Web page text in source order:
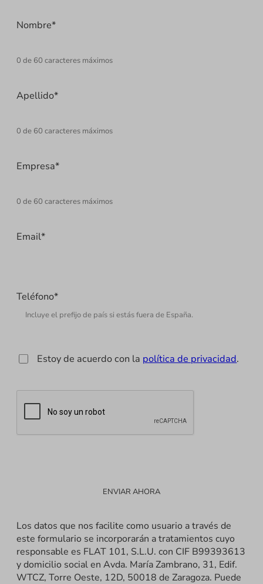
Nombre*
0 de 60 caracteres máximos
Apellido*
0 de 60 caracteres máximos
Empresa*
0 de 60 caracteres máximos
Email*
Teléfono*
* Estoy de acuerdo con la política de privacidad.
Los datos que nos facilite como usuario a través de
este formulario se incorporarán a tratamientos cuyo
responsable es FLAT 101, S.L.U. con CIF B99393613
y domicilio social en Avda. María Zambrano, 31, Edif.
WTCZ, Torre Oeste, 12D, 50018 de Zaragoza. Puede